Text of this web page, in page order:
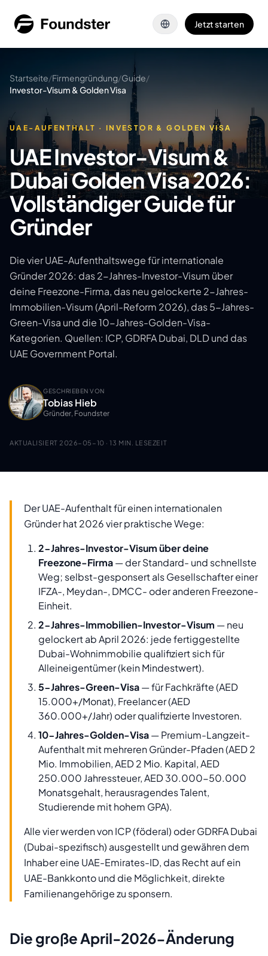
Jetzt starten
Startseite/Firmengründung/Guide/
Investor-Visum & Golden Visa
UAE-AUFENTHALT · INVESTOR & GOLDEN VISA
UAE Investor-Visum &
Dubai Golden Visa 2026:
Vollständiger Guide für
Gründer
Die vier UAE-Aufenthaltswege für internationale
Gründer 2026: das 2-Jahres-Investor-Visum über
deine Freezone-Firma, das neu gelockerte 2-Jahres-
Immobilien-Visum (April-Reform 2026), das 5-Jahres-
Green-Visa und die 10-Jahres-Golden-Visa-
Kategorien. Quellen: ICP, GDRFA Dubai, DLD und das
UAE Government Portal.
GESCHRIEBEN VON
Tobias Hieb
Gründer, Foundster
AKTUALISIERT 2026-05-10 · 13 MIN. LESEZEIT
Der UAE-Aufenthalt für einen internationalen
Gründer hat 2026 vier praktische Wege:
2-Jahres-Investor-Visum über deine
Freezone-Firma— der Standard- und schnellste
Weg; selbst-gesponsert als Gesellschafter einer
IFZA-, Meydan-, DMCC- oder anderen Freezone-
Einheit.
2-Jahres-Immobilien-Investor-Visum — neu
gelockert ab April 2026: jede fertiggestellte
Dubai-Wohnimmobilie qualifiziert sich für
Alleineigentümer (kein Mindestwert).
5-Jahres-Green-Visa— für Fachkräfte (AED
15.000+/Monat), Freelancer (AED
360.000+/Jahr) oder qualifizierte Investoren.
10-Jahres-Golden-Visa— Premium-Langzeit-
Aufenthalt mit mehreren Gründer-Pfaden (AED 2
Mio. Immobilien, AED 2 Mio. Kapital, AED
250.000 Jahressteuer, AED 30.000-50.000
Monatsgehalt, herausragendes Talent,
Studierende mit hohem GPA).
Alle vier werden von ICP (föderal) oder GDRFA Dubai
(Dubai-spezifisch) ausgestellt und gewähren dem
Inhaber eine UAE-Emirates-ID, das Recht auf ein
UAE-Bankkonto und die Möglichkeit, direkte
Familienangehörige zu sponsern.
Die große April-2026-Änderung